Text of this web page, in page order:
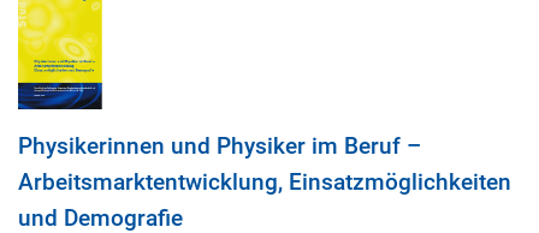
Physikerinnen und Physiker im Beruf –
Arbeitsmarktentwicklung, Einsatzmöglichkeiten
und Demografie